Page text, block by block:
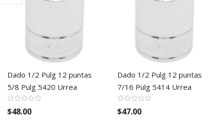
Dado 1/2 Pulg 12 puntas
5/8 Pulg 5420 Urrea
$48.00
Dado 1/2 Pulg 12 puntas
7/16 Pulg 5414 Urrea
$47.00